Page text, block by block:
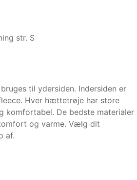
str. S
til ydersiden. Indersiden er
Hver hættetrøje har store
komfortabel. De bedste materialer
og varme. Vælg dit
af.